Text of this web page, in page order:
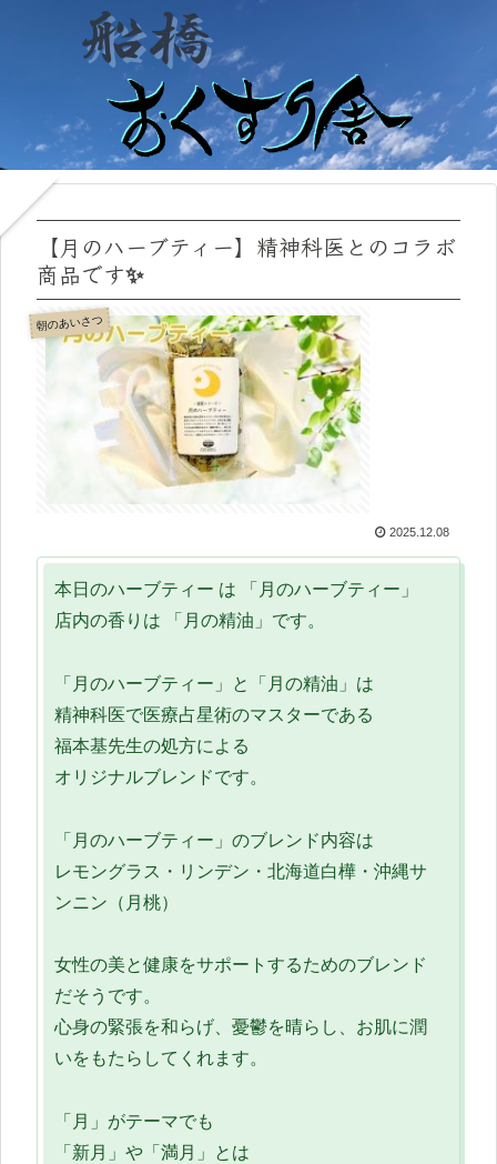
【月のハーブティー】精神科医とのコラボ
商品です✨
朝のあいさつ
2025.12.08
本日のハーブティー は 「月のハーブティー」
店内の香りは 「月の精油」です。
「月のハーブティー」と「月の精油」は
精神科医で医療占星術のマスターである
福本基先生の処方による
オリジナルブレンドです。
「月のハーブティー」のブレンド内容は
レモングラス・リンデン・北海道白樺・沖縄サ
ンニン（月桃）
女性の美と健康をサポートするためのブレンド
だそうです。
心身の緊張を和らげ、憂鬱を晴らし、お肌に潤
いをもたらしてくれます。
「月」がテーマでも
「新月」や「満月」とは